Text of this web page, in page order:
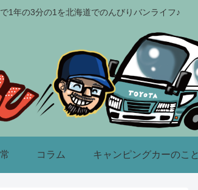
1年の3分の1を北海道でのんびりバンライフ♪
コラム キャンピングカーのこと